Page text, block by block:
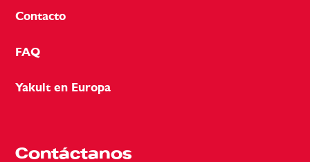
Contacto
FAQ
Yakult en Europa
Contáctanos